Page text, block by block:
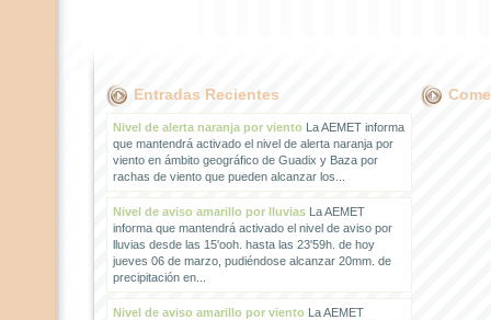
Entradas Recientes
Nivel de alerta naranja por vientoLa AEMET informa
que mantendrá activado el nivel de alerta naranja por
viento en ámbito geográfico de Guadix y Baza por
rachas de viento que pueden alcanzar los...
Nivel de aviso amarillo por lluviasLa AEMET
informa que mantendrá activado el nivel de aviso por
lluvias desde las 15'ooh. hasta las 23'59h. de hoy
jueves 06 de marzo, pudiéndose alcanzar 20mm. de
precipitación en...
Nivel de aviso amarillo por vientoLa AEMET